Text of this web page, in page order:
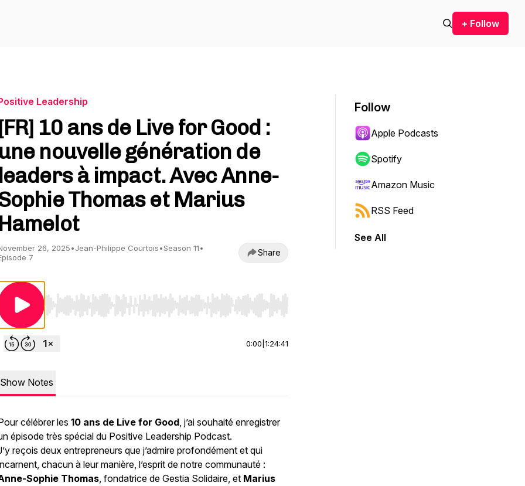
+ Follow
Leadership
[FR] 10 ans de Live for Good :
une nouvelle génération de
leaders à impact. Avec Anne-
Thomas et Marius
Hamelot
26, 2025•Jean-Philippe Courtois•Season 11•
7
Share
Use Left/Right to seek, Home/End to jump to start or end. Hold shift to jump forward or backward.
0:00 1:24:41
Show Notes
célébrer les 10 ans de Live for Good, j’ai souhaité enregistrer
épisode très spécial du Positive Leadership Podcast.
reçois deux entrepreneurs que j’admire profondément et qui
chacun à leur manière, l’esprit de notre communauté :
Sophie Thomas, fondatrice de Gestia Solidaire, et Marius
Follow
Apple Podcasts
Spotify
Amazon Music
RSS Feed
See All